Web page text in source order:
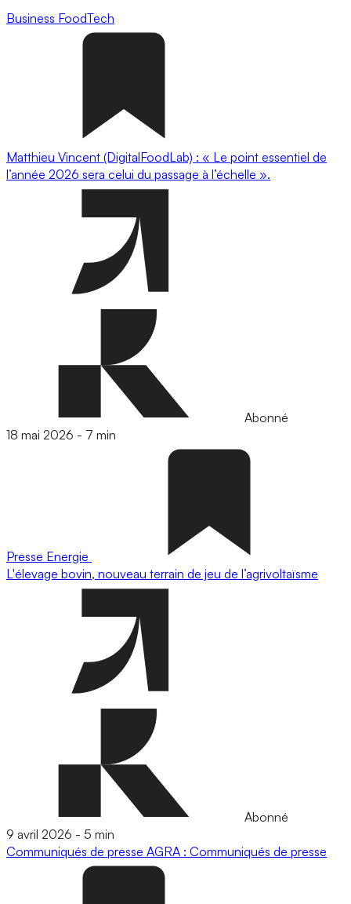
Business FoodTech
Matthieu Vincent (DigitalFoodLab) : « Le point essentiel de
l’année 2026 sera celui du passage à l’échelle ».
Abonné
18 mai 2026 - 7 min
Presse Energie
L'élevage bovin, nouveau terrain de jeu de l’agrivoltaïsme
Abonné
9 avril 2026 - 5 min
Communiqués de presse AGRA : Communiqués de presse